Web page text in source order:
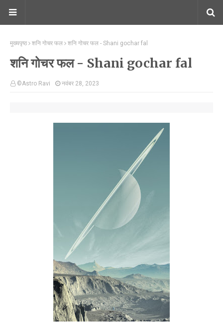
मुख्यपृष्ठ शनि गोचर फल शनि गोचर फल - Shani gochar fal
शनि गोचर फल - Shani gochar fal
©Astro Ravi नवंबर 28, 2023